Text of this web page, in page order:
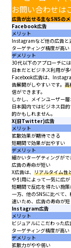
お問い合わせは
広告が出せる主なSNSの
Facebook広告
メリット
Instagramなど他の広告と
ターゲティング精度が高い
デメリット
30代以下のアプローチに
日本だとビジネス利用が多
Facebook広告は、
告展開がしやすいです。 高
信ができます。
しかし、メインユーザー
日本国内ではビジネス目
的かもしれません。
X(旧Twitter)広告
メリット
拡散効果が期待できる
短期間で効果が出やすい
デメリット
細かいターゲティングがで
広告の寿命が短い
X広告は、 リアルタイム性
や引用によって一気に広
短期間で反応を得たい施策
一方、他のSNSに比べて
速いため、広告の寿命が
Instagram広告
メリット
ビジュアルにこだわった
ターゲティング精度が高い
デメリット
拡散力がやや弱い